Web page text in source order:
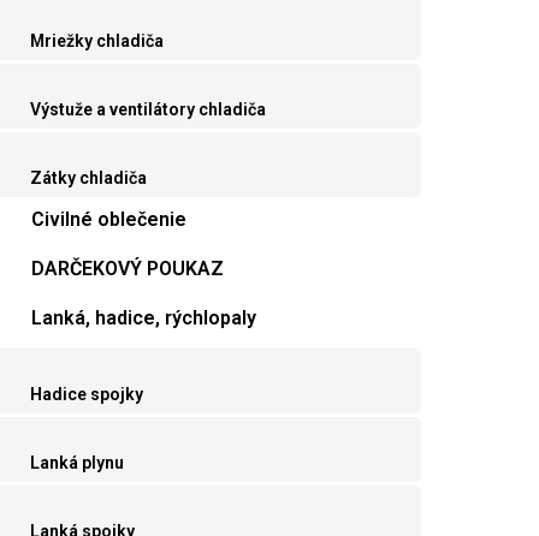
Mriežky chladiča
Výstuže a ventilátory chladiča
Zátky chladiča
Civilné oblečenie
DARČEKOVÝ POUKAZ
Lanká, hadice, rýchlopaly
Hadice spojky
Lanká plynu
Lanká spojky